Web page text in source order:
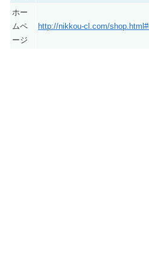
ホー
ムペ
ージ
http://nikkou-cl.com/